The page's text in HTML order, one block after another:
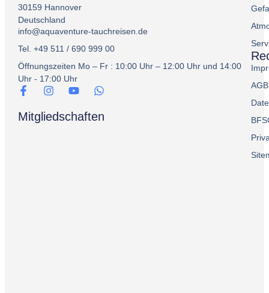
30159 Hannover
Deutschland
info@aquaventure-tauchreisen.de
Tel. +49 511 / 690 999 00
Öffnungszeiten Mo – Fr : 10:00 Uhr – 12:00 Uhr und 14:00
Uhr - 17:00 Uhr
Mitgliedschaften
AGB